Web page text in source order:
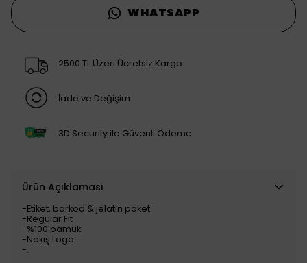
WHATSAPP
2500 TL Üzeri Ücretsiz Kargo
İade ve Değişim
3D Security ile Güvenli Ödeme
Ürün Açıklaması
-Etiket, barkod & jelatin paket
-Regular Fit
-%100 pamuk
-Nakış Logo
-.